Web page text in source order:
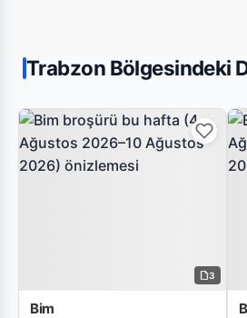
Trabzon Bölgesindeki
3
Bim